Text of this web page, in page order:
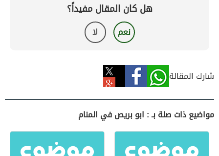
هل كان المقال مفيداً؟
نعم لا
شارك المقالة
مواضيع ذات صلة بـ : ابو بريص في المنام